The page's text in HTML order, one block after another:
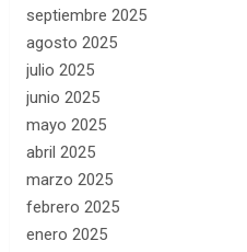
septiembre 2025
agosto 2025
julio 2025
junio 2025
mayo 2025
abril 2025
marzo 2025
febrero 2025
enero 2025